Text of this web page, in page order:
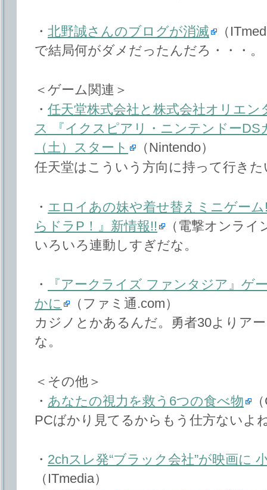
・ 北野誠さんのブログが消滅
（
で結局何がダメだったんだろ・・・。
＜ゲーム関連＞
・ 任天堂株式会社と株式会社オリエ
ス 『イクスピアリ・ニンテンドーDS
（土）スタート
（Nintendo）
任天堂はこういう方向に持って行き
・ エロイあの妹や着せ替えミニゲー
らドラP！』新情報!!
（電撃オンライ
いろいろ連動しすぎだな。
・
『アークライズ ファンタジア』ゲ
かに
（ファミ通.com）
カジノとかあるんだ。勇者30よりア
な。
＜その他＞
・ あなたの視力を救う6つの食べ物
PCばかり見てるからもう仕方ないよ
・ 2chスレ発“ブラック会社”が映画に
（ITmedia）